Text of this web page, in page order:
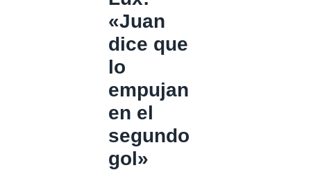
«Juan
dice que
lo
empujan
en el
segundo
gol»